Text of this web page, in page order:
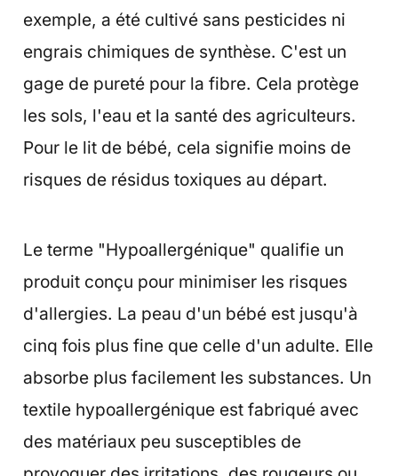
exemple, a été cultivé sans pesticides ni
engrais chimiques de synthèse. C'est un
gage de pureté pour la fibre. Cela protège
les sols, l'eau et la santé des agriculteurs.
Pour le lit de bébé, cela signifie moins de
risques de résidus toxiques au départ.
Le terme "Hypoallergénique" qualifie un
produit conçu pour minimiser les risques
d'allergies. La peau d'un bébé est jusqu'à
cinq fois plus fine que celle d'un adulte. Elle
absorbe plus facilement les substances. Un
textile hypoallergénique est fabriqué avec
des matériaux peu susceptibles de